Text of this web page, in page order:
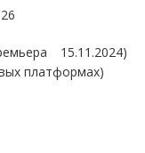
15.11.2024)
платформах)